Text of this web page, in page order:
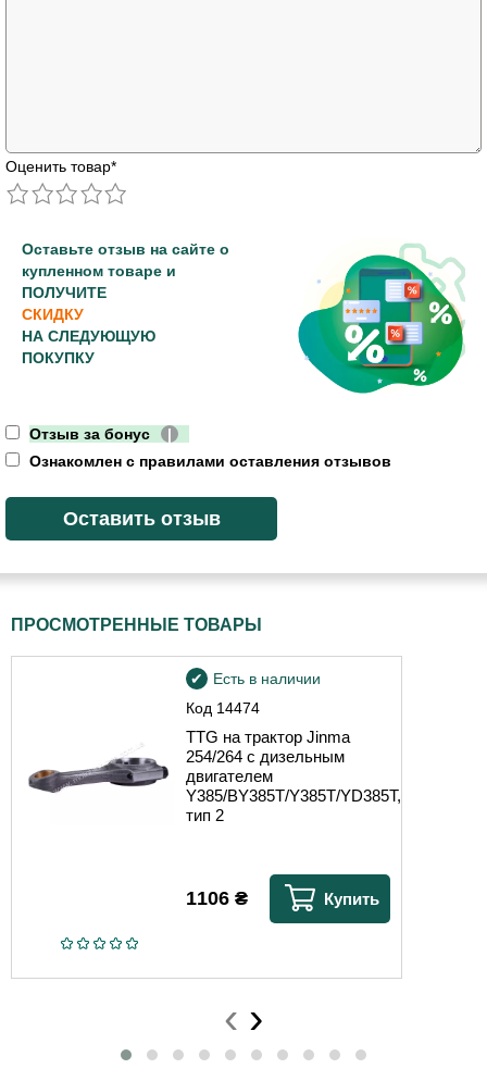
Оценить товар*
Оставьте отзыв на сайте о
купленном товаре и
ПОЛУЧИТЕ
СКИДКУ
НА СЛЕДУЮЩУЮ
ПОКУПКУ
Отзыв за бонус
|
Ознакомлен с правилами оставления отзывов
ПРОСМОТРЕННЫЕ ТОВАРЫ
Код 14474
Есть в наличии
TTG на трактор Jinma
254/264 с дизельным
двигателем
Y385/BY385T/Y385T/YD385T,
тип 2
1106 ₴ Купить
‹ ›